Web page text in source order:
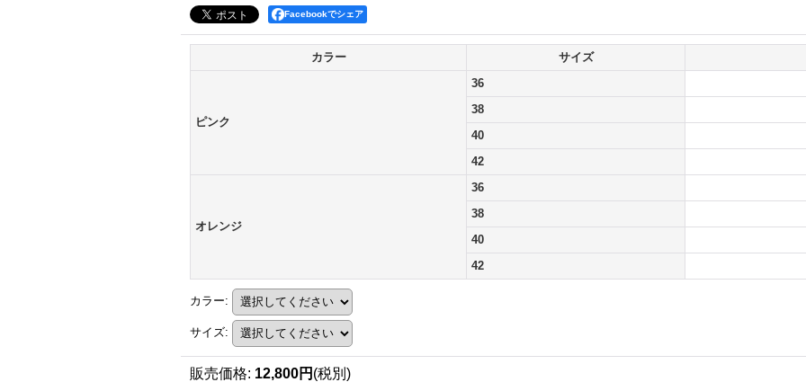
Facebookでシェア
カラー サイズ
ピンク
36
38
40
42
オレンジ
36
38
40
42
カラー:
サイズ:
販売価格: 12,800円 (税別)